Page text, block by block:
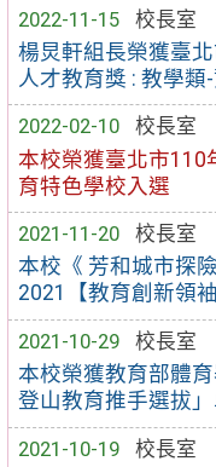
2022-11-15
校長室
楊炅軒組長榮獲臺
人才教育獎 : 教學
2022-02-10
校長室
本校榮獲臺北市110
育特色學校入選
2021-11-20
校長室
本校《 芳和城市探
2021【教育創新領
2021-10-29
校長室
本校榮獲教育部體
登山教育推手選拔
2021-10-19
校長室